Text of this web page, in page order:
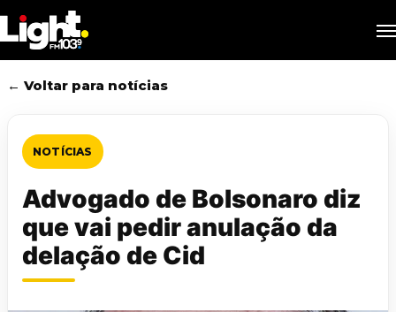
to
main
content
← Voltar para notícias
NOTÍCIAS
Advogado de Bolsonaro diz
que vai pedir anulação da
delação de Cid